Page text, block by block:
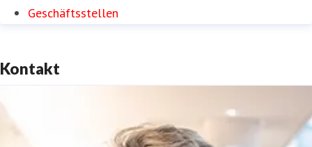
Geschäftsstellen
Kontakt